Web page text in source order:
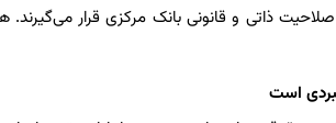
ذاتی و قانونی بانک مرکزی قرار می‌گیرند.
است